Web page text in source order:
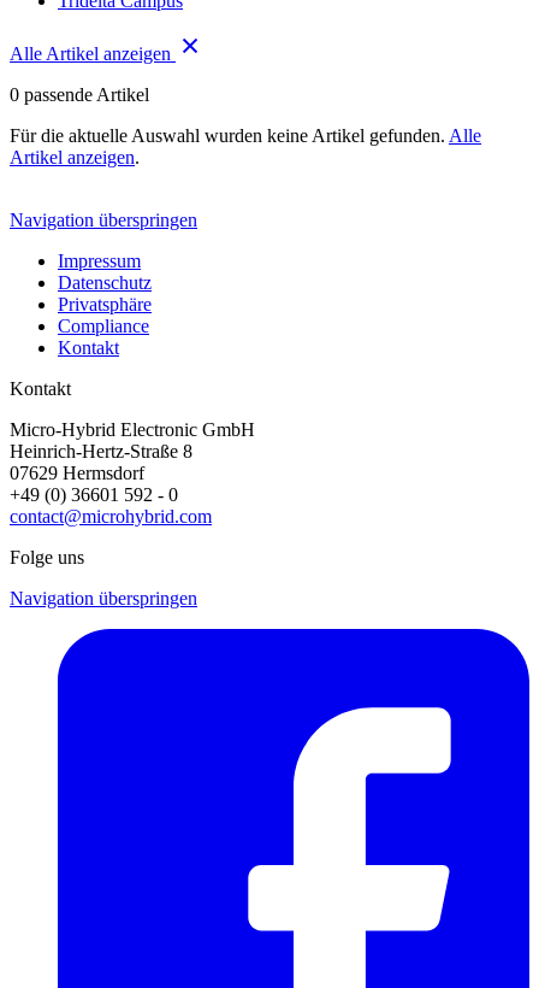
Alle Artikel anzeigen
0 passende Artikel
Für die aktuelle Auswahl wurden keine Artikel gefunden. Alle
Artikel anzeigen.
Navigation überspringen
Impressum
Datenschutz
Privatsphäre
Compliance
Kontakt
Kontakt
Micro-Hybrid Electronic GmbH
Heinrich-Hertz-Straße 8
07629 Hermsdorf
+49 (0) 36601 592 - 0
contact@microhybrid.com
Folge uns
Navigation überspringen